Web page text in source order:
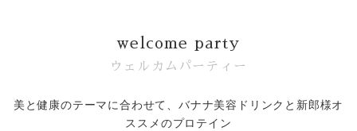
welcome party
ウェルカムパーティー
美と健康のテーマに合わせて、バナナ美容ドリンクと新郎様オ
ススメのプロテイン